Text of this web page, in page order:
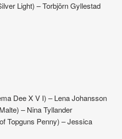
Light) – Torbjörn Gyllestad
Dee X V I) – Lena Johansson
– Nina Tyllander
Topguns Penny) – Jessica